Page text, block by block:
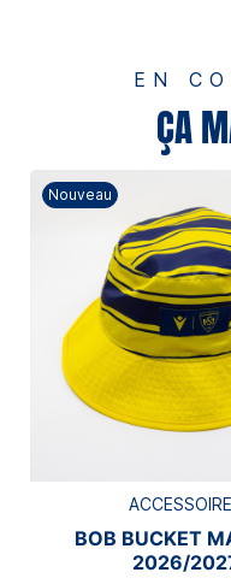
EN
ÇA
Nouveau
BOB BUCKET
2026/